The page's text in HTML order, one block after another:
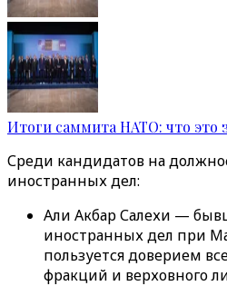
Итоги саммита НАТО: что это
Среди кандидатов на
иностранных дел:
Али Акбар Салехи —
иностранных дел при
пользуется доверием
фракций и верховного